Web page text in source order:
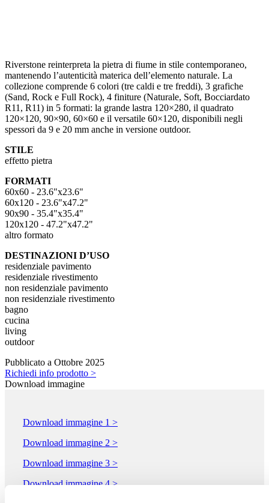
Riverstone reinterpreta la pietra di fiume in stile contemporaneo,
mantenendo l’autenticità materica dell’elemento naturale. La
collezione comprende 6 colori (tre caldi e tre freddi), 3 grafiche
(Sand, Rock e Full Rock), 4 finiture (Naturale, Soft, Bocciardato
R11, R11) in 5 formati: la grande lastra 120×280, il quadrato
120×120, 90×90, 60×60 e il versatile 60×120, disponibili negli
spessori da 9 e 20 mm anche in versione outdoor.
STILE
effetto pietra
FORMATI
60x60 - 23.6"x23.6"
60x120 - 23.6"x47.2"
90x90 - 35.4"x35.4"
120x120 - 47.2"x47.2"
altro formato
DESTINAZIONI D’USO
residenziale pavimento
residenziale rivestimento
non residenziale pavimento
non residenziale rivestimento
bagno
cucina
living
outdoor
Pubblicato a Ottobre 2025
Richiedi info prodotto >
Download immagine
Download immagine 1 >
Download immagine 2 >
Download immagine 3 >
Download immagine 4 >